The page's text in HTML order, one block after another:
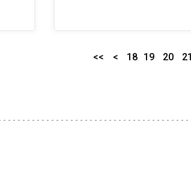
<< < 18 19 20 21